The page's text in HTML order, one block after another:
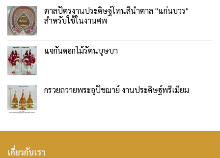
ตาลปัตรงานประดิษฐ์โทนสีน้ำตาล "แก่นบวร"
สำหรับใช้ในงานศพ
แจกันดอกไม้รัตนบุษบา
กรวยถวายพระอุปัชฌาย์ งานประดิษฐ์พรีเมียม
เกี่ยวกับเรา